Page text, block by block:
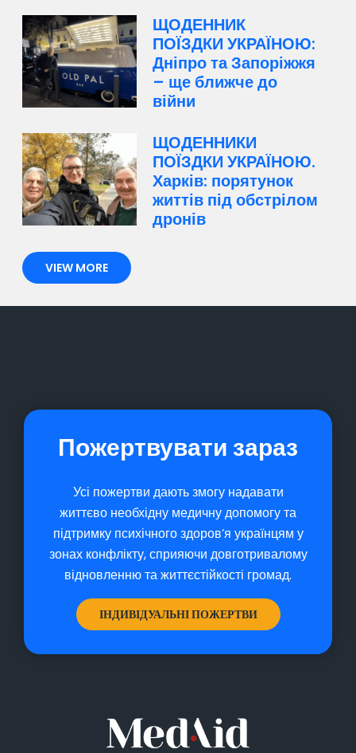
ЩОДЕННИК
ПОЇЗДКИ УКРАЇНОЮ:
Дніпро та Запоріжжя
– ще ближче до
війни
ЩОДЕННИКИ
ПОЇЗДКИ УКРАЇНОЮ.
Харків: порятунок
життів під обстрілом
дронів
VIEW MORE
Пожертвувати зараз
Усі пожертви дають змогу надавати
життєво необхідну медичну допомогу та
підтримку психічного здоров’я українцям у
зонах конфлікту, сприяючи довготривалому
відновленню та життєстійкості громад.
ІНДИВІДУАЛЬНІ ПОЖЕРТВИ